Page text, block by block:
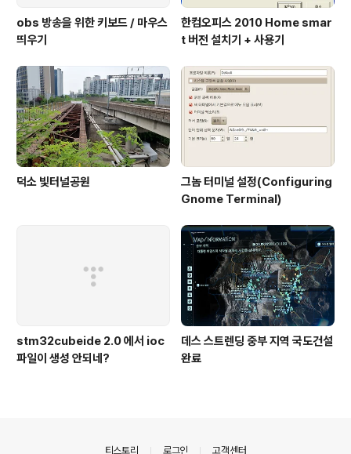
obs 방송을 위한 키보드 / 마우스
띄우기
한컴오피스 2010 Home smar
t 버전 설치기 + 사용기
덕소 빛터널공원
그놈 터미널 설정(Configuring
Gnome Terminal)
stm32cubeide 2.0 에서 ioc
파일이 생성 안되네?
데스 스트렌딩 중부 지역 국도건설
완료
티스토리 로그인 고객센터